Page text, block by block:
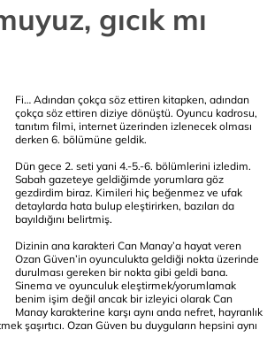
gıcık mı
Fi… Adından çokça söz ettiren kitapken, adından
çokça söz ettiren diziye dönüştü. Oyuncu kadrosu,
tanıtım filmi, internet üzerinden izlenecek olması
derken 6. bölümüne geldik.
Dün gece 2. seti yani 4.-5.-6. bölümlerini izledim.
Sabah gazeteye geldiğimde yorumlara göz
gezdirdim biraz. Kimileri hiç beğenmez ve ufak
detaylarda hata bulup eleştirirken, bazıları da
bayıldığını belirtmiş.
Dizinin ana karakteri Can Manay’a hayat veren
Ozan Güven’in oyunculukta geldiği nokta üzerinde
durulması gereken bir nokta gibi geldi bana.
Sinema ve oyunculuk eleştirmek/yorumlamak
benim işim değil ancak bir izleyici olarak Can
Manay karakterine karşı aynı anda nefret, hayranlık
şaşırtıcı. Ozan Güven bu duyguların hepsini aynı